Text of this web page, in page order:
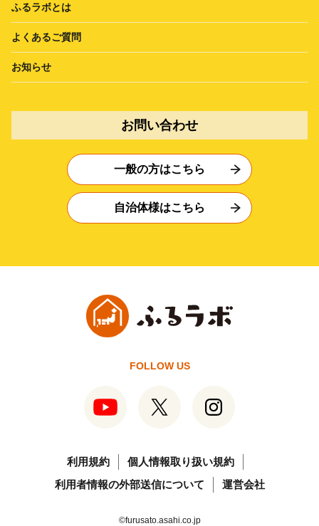
ふるラボとは
よくあるご質問
お知らせ
お問い合わせ
一般の方はこちら
自治体様はこちら
FOLLOW US
利用規約
個人情報取り扱い規約
利用者情報の外部送信について
運営会社
©furusato.asahi.co.jp